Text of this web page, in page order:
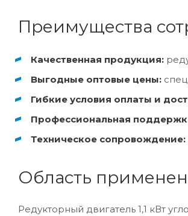
Преимущества
Качественная продукция:
Выгодные оптовые цены:
Гибкие условия оплаты и
Профессиональная
Техническое сопровождение:
Область
Редукторный двигатель 1,1 кВт